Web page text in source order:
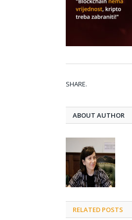
SHARE.
ABOUT AUTHOR
RELATED POSTS